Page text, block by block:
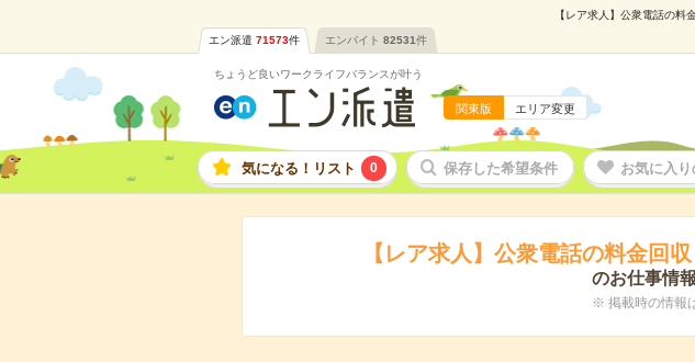
【レア求人】公衆電話の料
エン派遣 71573件 エンバイト 82531件
ちょうど良いワークライフバランスが叶う
関東版 エリア変更
気になる！リスト 0 保存した希望条件 お気に入
【レア求人】公衆電話の料金回
のお仕事情
※ 掲載時の情報